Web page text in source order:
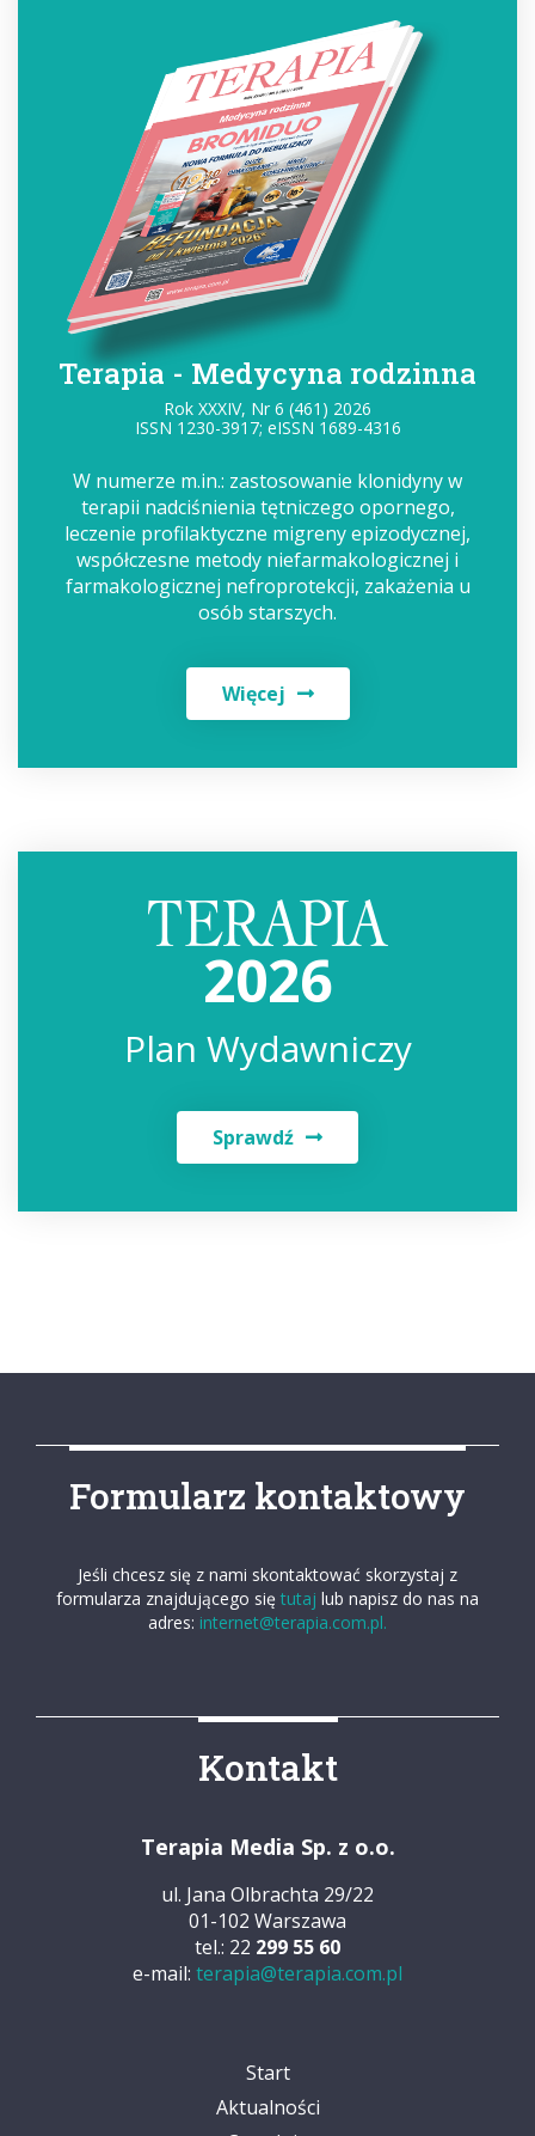
Terapia - Medycyna rodzinna
Rok XXXIV, Nr 6 (461) 2026
ISSN 1230-3917; eISSN 1689-4316
W numerze m.in.: zastosowanie klonidyny w
terapii nadciśnienia tętniczego opornego,
leczenie profilaktyczne migreny epizodycznej,
współczesne metody niefarmakologicznej i
farmakologicznej nefroprotekcji, zakażenia u
osób starszych.
Więcej
2026
Plan Wydawniczy
Sprawdź
Formularz kontaktowy
Jeśli chcesz się z nami skontaktować skorzystaj z
formularza znajdującego się tutaj lub napisz do nas na
adres: internet@terapia.com.pl.
Kontakt
Terapia Media Sp. z o.o.
ul. Jana Olbrachta 29/22
01-102 Warszawa
tel.: 22 299 55 60
e-mail: terapia@terapia.com.pl
Start
Aktualności